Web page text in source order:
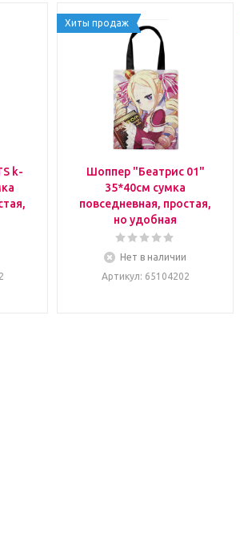
k-
Хиты продаж
Шоппер "Беатрис 01"
35*40см сумка
повседневная, простая,
но удобная
Нет в наличии
Артикул: 65104202